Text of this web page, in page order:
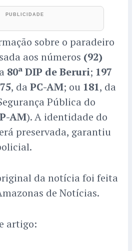
sobre o paradeiro
aos números (92)
80ª DIP de Beruri; 197
, da PC-AM; ou 181, da
Pública do
AM). A identidade do
preservada, garantiu
da notícia foi feita
de Notícias.
artigo: